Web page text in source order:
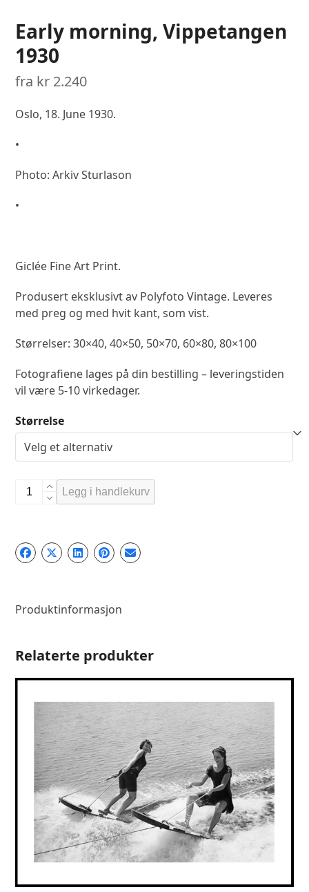
Early morning, Vippetangen
1930
fra kr 2.240
Oslo, 18. June 1930.
•
Photo: Arkiv Sturlason
•
Giclée Fine Art Print.
Produsert eksklusivt av Polyfoto Vintage. Leveres
med preg og med hvit kant, som vist.
Størrelser: 30×40, 40×50, 50×70, 60×80, 80×100
Fotografiene lages på din bestilling – leveringstiden
vil være 5-10 virkedager.
Størrelse
Legg i handlekurv
Produktinformasjon
Relaterte produkter